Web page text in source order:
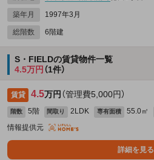
築年月 1997年3月
総階数 6階建
S・FIELDの賃貸物件一覧
4.5万円（1件）
賃貸 4.5万円（管理費5,000円）
階数 5階 間取り 2LDK 専有面積 55.0㎡
情報提供元
詳細を見る